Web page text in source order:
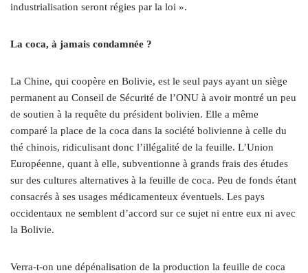
industrialisation seront régies par la loi ».
La coca, à jamais condamnée ?
La Chine, qui coopère en Bolivie, est le seul pays ayant un siège
permanent au Conseil de Sécurité de l’ONU à avoir montré un peu
de soutien à la requête du président bolivien. Elle a même
comparé la place de la coca dans la société bolivienne à celle du
thé chinois, ridiculisant donc l’illégalité de la feuille. L’Union
Européenne, quant à elle, subventionne à grands frais des études
sur des cultures alternatives à la feuille de coca. Peu de fonds étant
consacrés à ses usages médicamenteux éventuels. Les pays
occidentaux ne semblent d’accord sur ce sujet ni entre eux ni avec
la Bolivie.
Verra-t-on une dépénalisation de la production la feuille de coca